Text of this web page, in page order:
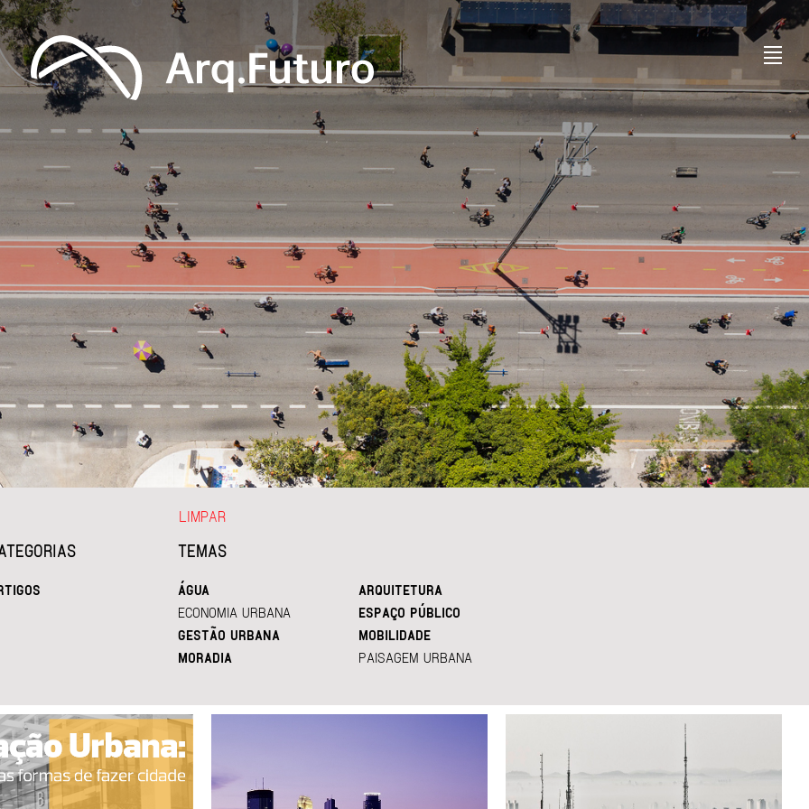
TEMAS
ÁGUA
ARQUITETURA
ECONOMIA URBANA
ESPAÇO PÚBLICO
GESTÃO URBANA
MOBILIDADE
MORADIA
PAISAGEM URBANA
LIMPAR